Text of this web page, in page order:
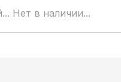
Нет в наличии...